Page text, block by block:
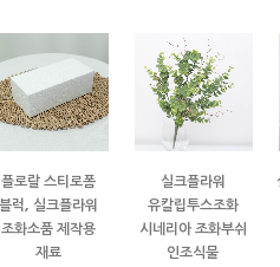
플로랄 스티로폼
블럭, 실크플라워
조화소품 제작용
재료
실크플라워
유칼립투스조화
시네리아 조화부쉬
인조식물